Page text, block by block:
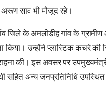
अरूण साव भी मौजूद रहे।
जिले के अमलीडीह गांव के ग्रामीण
उन्होंने प्लास्टिक कचरे की
की। इस अवसर पर
सहित अन्य जनप्रतिनिधि